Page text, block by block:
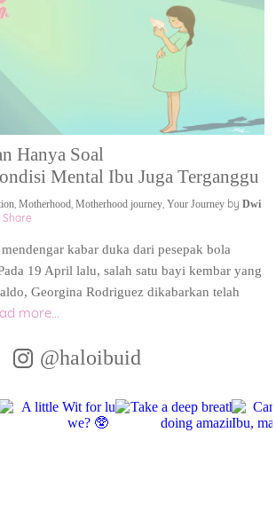
Hanya Soal
Mental Ibu Juga Terganggu
,Motherhood,Motherhood journey,Your Journey byDwi
Share
kabar duka dari pesepak bola
19 April lalu, salah satu bayi kembar yang
Georgina Rodriguez dikabarkan telah
more...
@haloibuid